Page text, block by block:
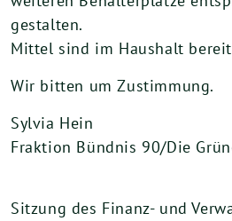
gestalten.
Mittel sind im Haushalt
Wir bitten um Zustimmung.
Sylvia Hein
Fraktion Bündnis 90/Die
Sitzung des Finanz- und